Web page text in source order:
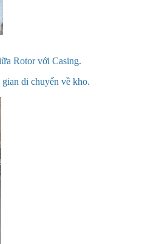
Rotor với Casing.
di chuyển về kho.